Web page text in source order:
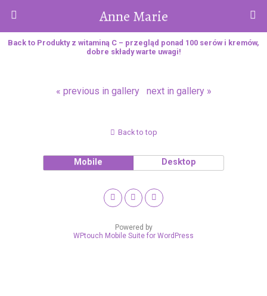
Anne Marie
Back to Produkty z witaminą C – przegląd ponad 100 serów i kremów,
dobre składy warte uwagi!
« previous in gallery next in gallery »
Back to top
Mobile Desktop
Powered by
WPtouch Mobile Suite for WordPress